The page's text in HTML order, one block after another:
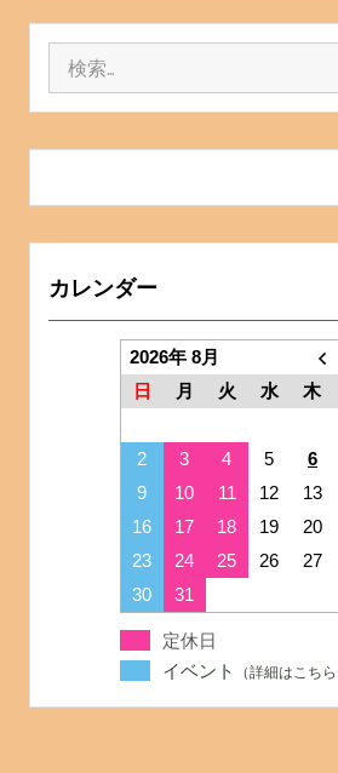
カレンダー
2026年 8月
日
月 火 水 木
2
3 4 5 6
9
10 11 12 13
16
17 18 19 20
23
24 25 26 27
30
31
定休日
イベント